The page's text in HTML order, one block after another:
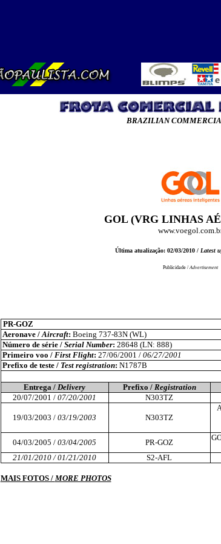
BRAZILIAN
GOL (VRG LINHAS
Última atualização: 02/03/2010 / Latest
Publicidade /Advertisement
PR-GOZ
Aeronave /Aircraft: Boeing 737-83N (WL)
Número de série / Serial Number: 28648 (LN: 888)
Primeiro voo / First Flight: 27/06/2001 / 06/27/2001
Prefixo de teste /Test registration: N1787B
Entrega / Delivery Prefixo / Registration
20/07/2001 / 07/20/2001 N303TZ
19/03/2003 / 03/19/2003 N303TZ
04/03/2005 / 03/04/2005 PR-GOZ
21/01/2010 / 01/21/2010
S2-AFL
MAIS FOTOS / MORE PHOTOS